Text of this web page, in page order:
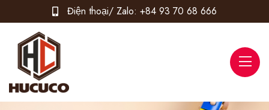
Điện thoại/ Zalo: +84 93 70 68 666